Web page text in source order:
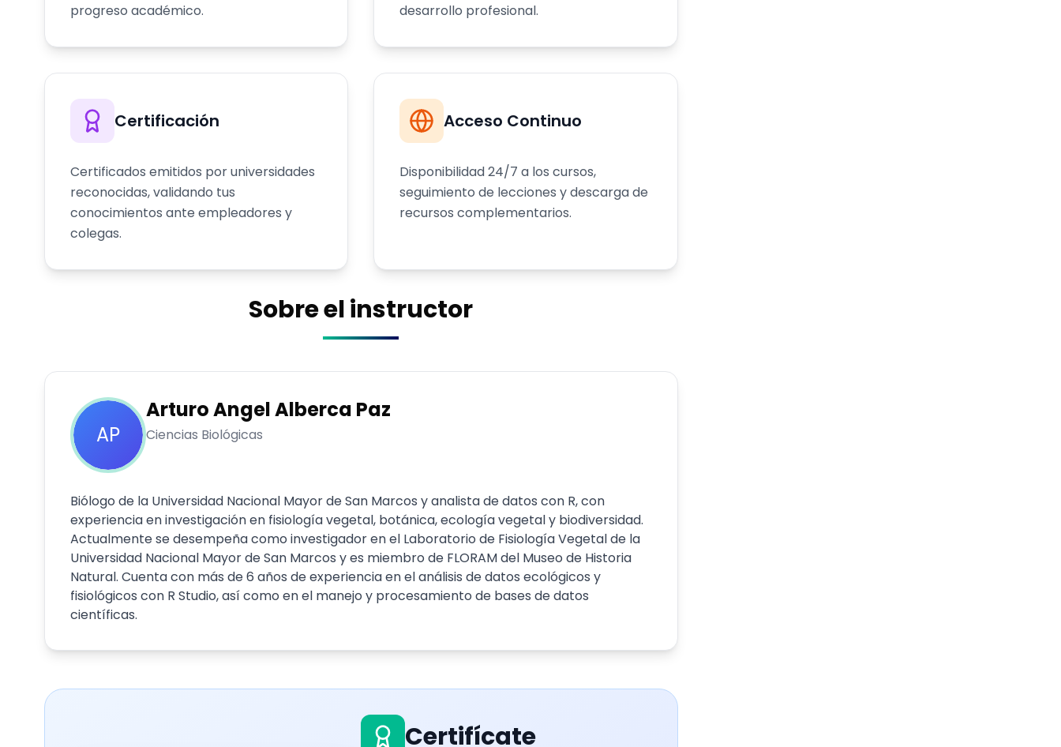
progreso académico.
desarrollo profesional.
Certificación
Certificados emitidos por universidades
reconocidas, validando tus
conocimientos ante empleadores y
colegas.
Acceso Continuo
Disponibilidad 24/7 a los cursos,
seguimiento de lecciones y descarga de
recursos complementarios.
Sobre el instructor
AP
Arturo AngelAlberca Paz
Ciencias Biológicas
Biólogo de la Universidad Nacional Mayor de San Marcos y analista de datos con R, con
experiencia en investigación en fisiología vegetal, botánica, ecología vegetal y biodiversidad.
Actualmente se desempeña como investigador en el Laboratorio de Fisiología Vegetal de la
Universidad Nacional Mayor de San Marcos y es miembro de FLORAM del Museo de Historia
Natural. Cuenta con más de 6 años de experiencia en el análisis de datos ecológicos y
fisiológicos con R Studio, así como en el manejo y procesamiento de bases de datos
científicas.
Certifícate